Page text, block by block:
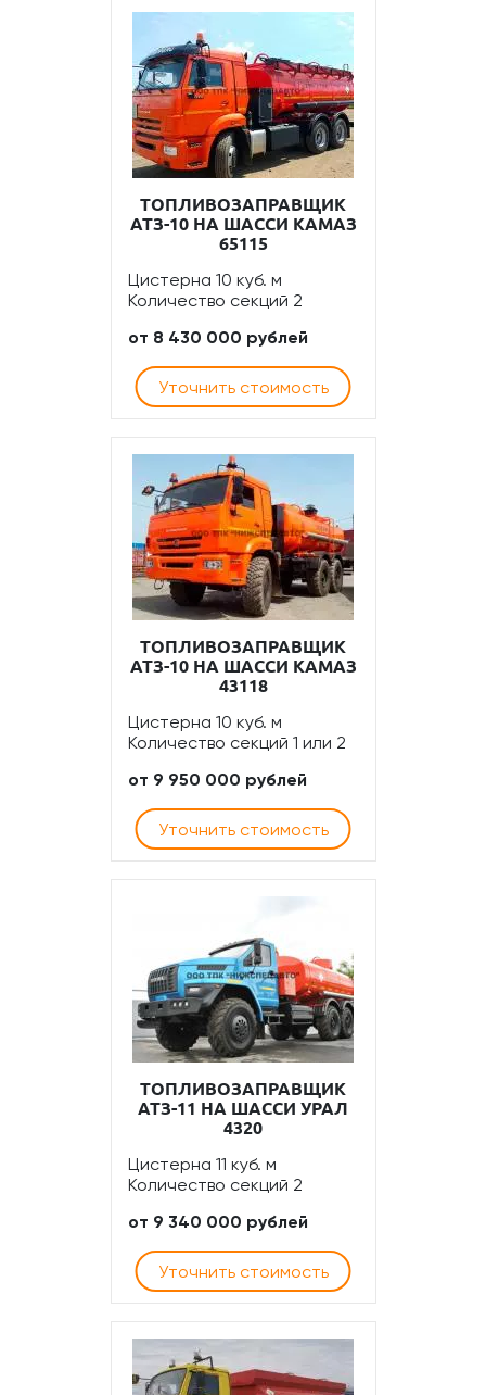
ТОПЛИВОЗАПРАВЩИК
АТЗ-10 НА ШАССИ КАМАЗ
65115
Цистерна 10 куб. м
Количество секций 2
от 8 430 000 рублей
Уточнить стоимость
ТОПЛИВОЗАПРАВЩИК
АТЗ-10 НА ШАССИ КАМАЗ
43118
Цистерна 10 куб. м
Количество секций 1 или 2
от 9 950 000 рублей
Уточнить стоимость
ТОПЛИВОЗАПРАВЩИК
АТЗ-11 НА ШАССИ УРАЛ
4320
Цистерна 11 куб. м
Количество секций 2
от 9 340 000 рублей
Уточнить стоимость